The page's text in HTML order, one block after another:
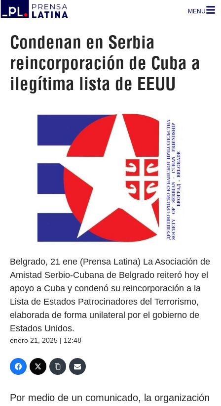
MENU
Condenan en Serbia
reincorporación de Cuba a
ilegítima lista de EEUU
Belgrado, 21 ene (Prensa Latina) La Asociación de
Amistad Serbio-Cubana de Belgrado reiteró hoy el
apoyo a Cuba y condenó su reincorporación a la
Lista de Estados Patrocinadores del Terrorismo,
elaborada de forma unilateral por el gobierno de
Estados Unidos.
enero 21, 2025 | 12:48
Por medio de un comunicado, la organización